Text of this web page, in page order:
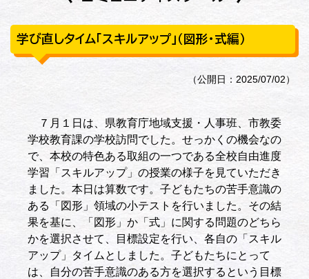
学び直しタイム「スキルアップ」（図形・式編）
（公開日：2025/07/02）
７月１日は、県教育庁地域支援・人事班、市教委
学校教育課の学校訪問でした。せっかくの機会なの
で、本校の特色ある取組の一つである全校自由進度
学習「スキルアップ」の授業の様子を見ていただき
ました。本日は算数です。子どもたちの苦手意識の
ある「図形」領域の小テストを行いました。その結
果を基に、「図形」か「式」に関する問題のどちら
かを選択させて、目標設定を行い、各自の「スキル
アップ」タイムとしました。子どもたちにとって
は、自分の苦手意識のある方を選択するという目標